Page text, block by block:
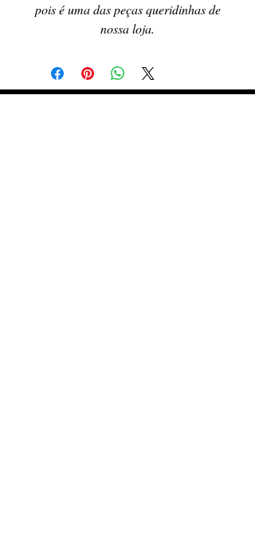
pois é uma das peças queridinhas de
nossa loja.